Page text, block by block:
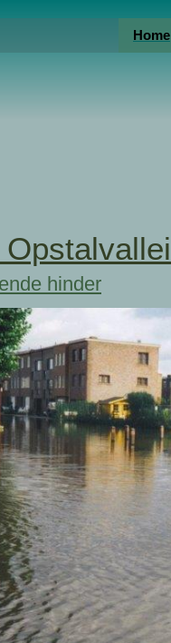
Home
hinder